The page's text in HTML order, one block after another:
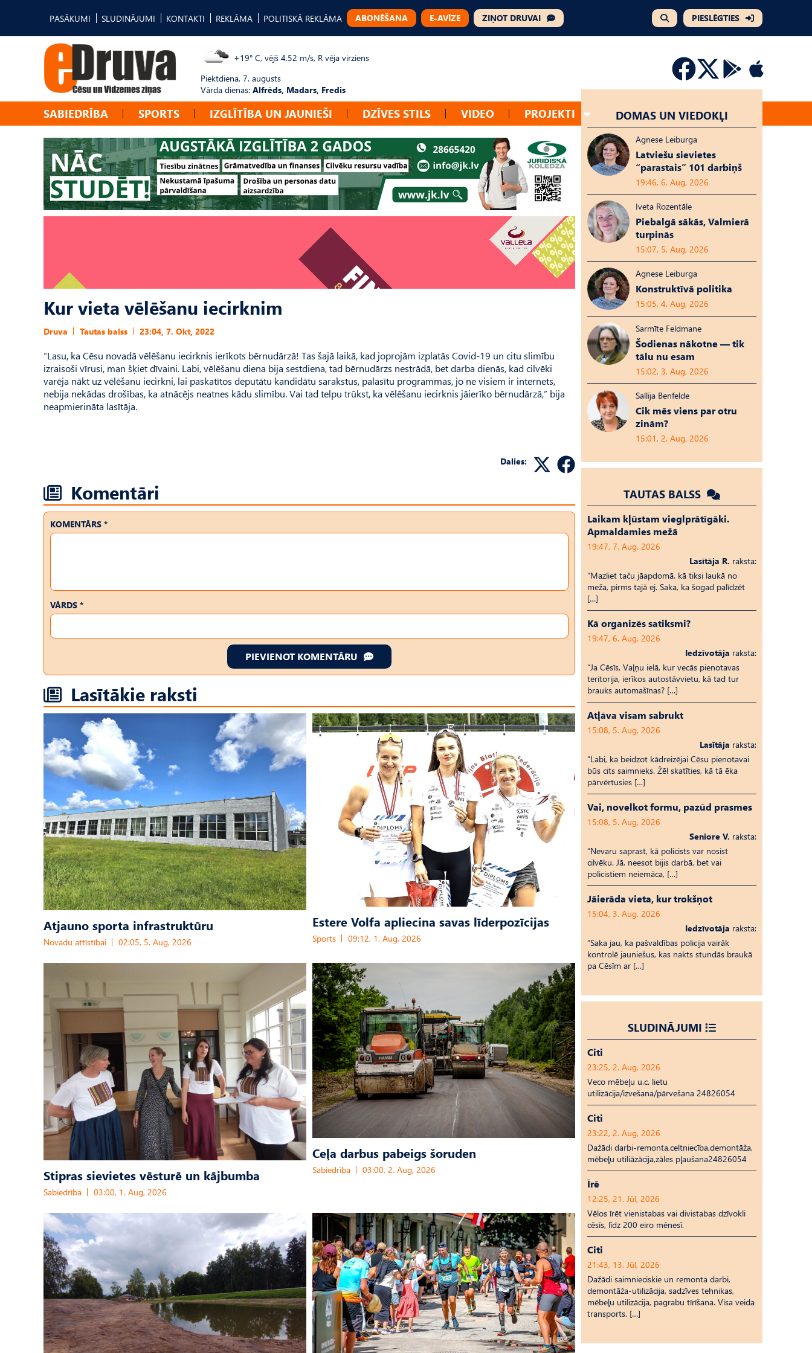
PASĀKUMI SLUDINĀJUMI KONTAKTI REKLĀMA POLITISKĀ REKLĀMA ABONĒŠANA E-AVĪZE ZIŅOT DRUVAI PIESLĒGTIES
+19° C, vējš 4.52 m/s, R vēja virziens
Piektdiena, 7. augusts
Vārda dienas: Alfrēds, Madars, Fredis
SABIEDRĪBA SPORTS IZGLĪTĪBA UN JAUNIEŠI DZĪVES STILS VIDEO PROJEKTI
Kur vieta vēlēšanu iecirknim
Druva Tautas balss 23:04, 7. Okt, 2022
“Lasu, ka Cēsu novadā vēlēšanu iecirknis ierīkots bērnudārzā! Tas šajā laikā, kad joprojām izplatās Covid-19 un citu slimību
izraisoši vīrusi, man šķiet dīvaini. Labi, vēlēšanu diena bija sestdiena, tad bērnudārzs nestrādā, bet darba dienās, kad cilvēki
varēja nākt uz vēlēšanu iecirkni, lai paskatītos deputātu kandidātu sarakstus, palasītu programmas, jo ne visiem ir internets,
nebija nekādas drošības, ka atnācējs neatnes kādu slimību. Vai tad telpu trūkst, ka vēlēšanu iecirknis jāierīko bērnudārzā,” bija
neapmierināta lasītāja.
Dalies:
Komentāri
KOMENTĀRS *
VĀRDS *
PIEVIENOT KOMENTĀRU
Lasītākie raksti
Atjauno sporta infrastruktūru
Novadu attīstībai 02:05, 5. Aug, 2026
Estere Volfa apliecina savas līderpozīcijas
Sports 09:12, 1. Aug, 2026
Stipras sievietes vēsturē un kājbumba
Sabiedrība 03:00, 1. Aug, 2026
Ceļa darbus pabeigs šoruden
Sabiedrība 03:00, 2. Aug, 2026
DOMAS UN VIEDOKĻI
Agnese Leiburga
Latviešu sievietes
“parastais” 101 darbiņš
19:46, 6. Aug, 2026
Iveta Rozentāle
Piebalgā sākās, Valmierā
turpinās
15:07, 5. Aug, 2026
Agnese Leiburga
Konstruktīvā politika
15:05, 4. Aug, 2026
Sarmīte Feldmane
Šodienas nākotne — tik
tālu nu esam
15:02, 3. Aug, 2026
Sallija Benfelde
Cik mēs viens par otru
zinām?
15:01, 2. Aug, 2026
TAUTAS BALSS
Laikam kļūstam vieglprātīgāki.
Apmaldamies mežā
19:47, 7. Aug, 2026
Lasītāja R. raksta:
“Mazliet taču jāapdomā, kā tiksi laukā no
meža, pirms tajā ej. Saka, ka šogad palīdzēt
[…]
Kā organizēs satiksmi?
19:47, 6. Aug, 2026
Iedzīvotāja raksta:
“Ja Cēsīs, Vaļņu ielā, kur vecās pienotavas
teritorija, ierīkos autostāvvietu, kā tad tur
brauks automašīnas? […]
Atļāva visam sabrukt
15:08, 5. Aug, 2026
Lasītāja raksta:
“Labi, ka beidzot kādreizējai Cēsu pienotavai
būs cits saimnieks. Žēl skatīties, kā tā ēka
pārvērtusies […]
Vai, novelkot formu, pazūd prasmes
15:08, 5. Aug, 2026
Seniore V. raksta:
“Nevaru saprast, kā policists var nosist
cilvēku. Jā, neesot bijis darbā, bet vai
policistiem neiemāca, […]
Jāierāda vieta, kur trokšņot
15:04, 3. Aug, 2026
Iedzīvotāja raksta:
“Saka jau, ka pašvaldības policija vairāk
kontrolē jauniešus, kas nakts stundās braukā
pa Cēsīm ar […]
SLUDINĀJUMI
Citi
23:25, 2. Aug, 2026
Veco mēbeļu u.c. lietu
utilizācija/izvešana/pārvešana 24826054
Citi
23:22, 2. Aug, 2026
Dažādi darbi-remonta,celtniecība,demontāža,
mēbeļu utiliāzācija,zāles pļaušana24826054
Īrē
12:25, 21. Jūl, 2026
Vēlos īrēt vienistabas vai divistabas dzīvokli
cēsīs, līdz 200 eiro mēnesī.
Citi
21:43, 13. Jūl, 2026
Dažādi saimnieciskie un remonta darbi,
demontāža-utilizācija, sadzīves tehnikas,
mēbeļu utilizācija, pagrabu tīrīšana. Visa veida
transports. […]